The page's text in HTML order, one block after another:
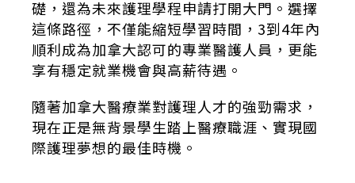
礎，還為未來護理學程申請打開大門。選擇
這條路徑，不僅能縮短學習時間，3到4年內
順利成為加拿大認可的專業醫護人員，更能
享有穩定就業機會與高薪待遇。
隨著加拿大醫療業對護理人才的強勁需求，
現在正是無背景學生踏上醫療職涯、實現國
際護理夢想的最佳時機。